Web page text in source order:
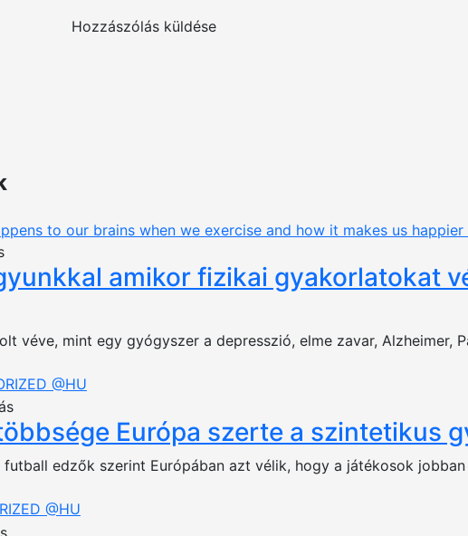
amikor fizikai gyakorlatokat
véve, mint egy gyógyszer a depresszió, elme zavar, Alzheimer,
@HU
Európa szerte a szintetikus
edzők szerint Európában azt vélik, hogy a játékosok
@HU